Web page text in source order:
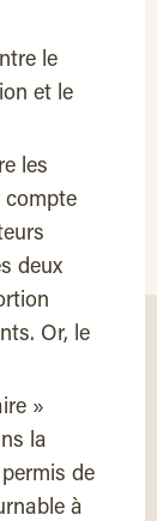
le
et le
les
compte
deux
Or, le
»
la
de
à